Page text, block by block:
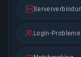
Login-Probleme